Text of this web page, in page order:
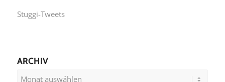
Stuggi-Tweets
ARCHIV